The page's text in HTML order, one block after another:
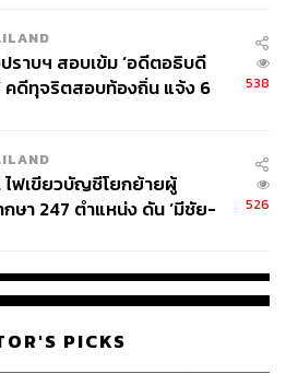
ราบฯ สอบเข้ม ‘อดีตอธิบดี
คดีทุจริตสอบท้องถิ่น แจ้ง 6
538
ไฟเขียวบัญชีโยกย้ายผู้
ษา 247 ตำแหน่ง ดัน ‘มีชัย-
526
PICKS